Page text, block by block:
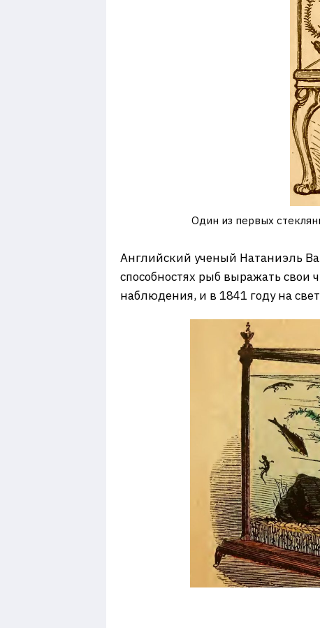
Один из первых
Английский ученый Натаниэль
способностях рыб выражать свои
наблюдения, и в 1841 году на